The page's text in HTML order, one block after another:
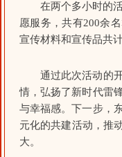
在两个多小时的
愿服务，共有200余
宣传材料和宣传品共计
通过此次活动的
情，弘扬了新时代雷
与幸福感。下一步，
元化的共建活动，推
大。